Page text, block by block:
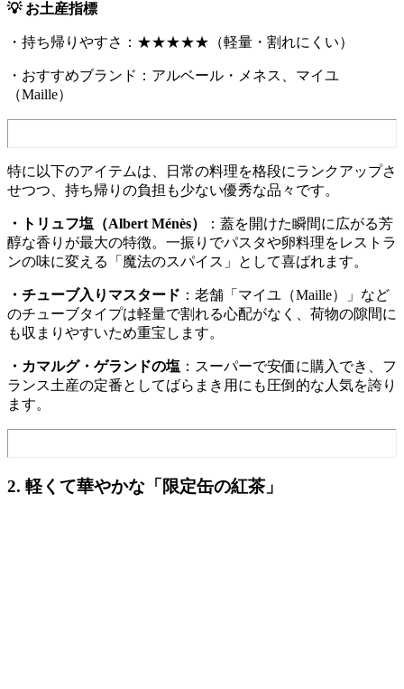
💡 お土産指標
・持ち帰りやすさ：★★★★★（軽量・割れにくい）
・おすすめブランド：アルベール・メネス、マイユ
（Maille）
特に以下のアイテムは、日常の料理を格段にランクアップさ
せつつ、持ち帰りの負担も少ない優秀な品々です。
・トリュフ塩（Albert Ménès）
：蓋を開けた瞬間に広がる芳
醇な香りが最大の特徴。一振りでパスタや卵料理をレストラ
ンの味に変える「魔法のスパイス」として喜ばれます。
・チューブ入りマスタード ：老舗「マイユ（Maille）」など
のチューブタイプは軽量で割れる心配がなく、荷物の隙間に
も収まりやすいため重宝します。
・カマルグ・ゲランドの塩 ：スーパーで安価に購入でき、フ
ランス土産の定番としてばらまき用にも圧倒的な人気を誇り
ます。
2. 軽くて華やかな 「限定缶の紅茶」